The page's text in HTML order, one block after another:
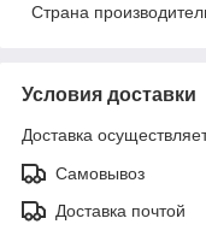
Страна
Условия доставки
Доставка
Самовывоз
Доставка почтой